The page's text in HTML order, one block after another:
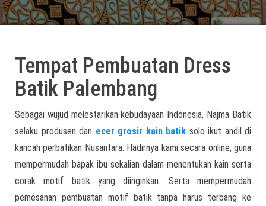
Tempat Pembuatan Dress
Batik Palembang
Sebagai wujud melestarikan kebudayaan Indonesia, Najma Batik
selaku produsen dan ecer grosir kain batik solo ikut andil di
kancah perbatikan Nusantara. Hadirnya kami secara online, guna
mempermudah bapak ibu sekalian dalam menentukan kain serta
corak motif batik yang diinginkan. Serta mempermudah
pemesanan pembuatan motif batik tanpa harus terbang ke